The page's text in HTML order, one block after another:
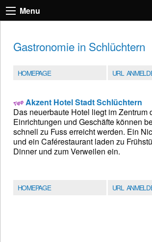
Menu
Gastronomie in Schlüchtern
HOMEPAGE URL
Akzent Hotel Stadt Schlüchtern
Das neuerbaute Hotel liegt im Zentrum
Einrichtungen und Geschäfte können
schnell zu Fuss erreicht werden. Ein
und ein Caférestaurant laden zu
Dinner und zum Verweilen ein.
HOMEPAGE URL